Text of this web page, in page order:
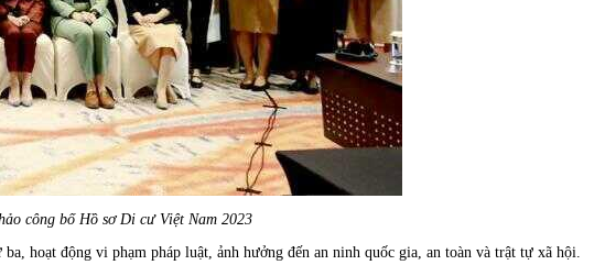
công bố Hồ sơ Di cư Việt Nam 2023
hoạt động vi phạm pháp luật, ảnh hưởng đến an ninh quốc gia, an toàn và trật tự xã hội.